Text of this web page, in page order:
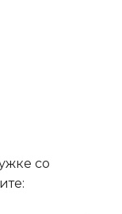
со